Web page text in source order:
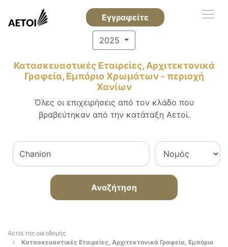
Εγγραφείτε
2025
Κατασκευαστικές Εταιρείες, Αρχιτεκτονικά
Γραφεία, Εμπόριο Χρωμάτων - περιοχή
Χανίων
Όλες οι επιχειρήσεις από τον κλάδο που
βραβεύτηκαν από την κατάταξη Αετοί.
Αναζήτηση
Αετοί της οικοδομής
Κατασκευαστικές Εταιρείες, Αρχιτεκτονικά Γραφεία, Εμπόριο